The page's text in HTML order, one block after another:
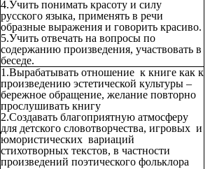
4.Учить понимать красоту и силу
русского языка, применять в речи
образные выражения и говорить красиво.
5.Учить отвечать на вопросы по
содержанию произведения, участвовать в
беседе.
1.Вырабатывать отношение к книге как к
произведению эстетической культуры –
бережное обращение, желание повторно
прослушивать книгу
2.Создавать благоприятную атмосферу
для детского словотворчества, игровых и
юмористических вариаций
стихотворных текстов, в частности
произведений поэтического фольклора